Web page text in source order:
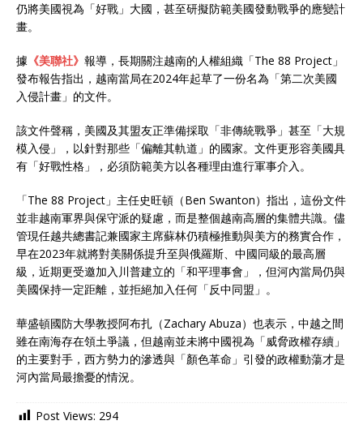
仍將美國視為「好戰」大國，甚至研擬防範美國發動戰爭的應變計
畫。
據 《美聯社》 報導，長期關注越南的人權組織「The 88 Project」
發布報告指出，越南當局在2024年起草了一份名為「第二次美國
入侵計畫」的文件。
該文件聲稱，美國及其盟友正準備採取「非傳統戰爭」甚至「大規
模入侵」，以針對那些「偏離其軌道」的國家。文件更形容美國具
有「好戰性格」，必須防範美方以各種理由進行軍事介入。
「The 88 Project」主任史旺頓（Ben Swanton）指出，這份文件
並非越南軍界與保守派的疑慮，而是整個越南高層的集體共識。儘
管現任越共總書記兼國家主席蘇林仍積極推動與美方的務實合作，
早在2023年就將對美關係提升至與俄羅斯、中國同級的最高層
級，近期更受邀加入川普建立的「和平理事會」，但河內當局仍與
美國保持一定距離，並拒絕加入任何「反中同盟」。
華盛頓國防大學教授阿布扎（Zachary Abuza）也表示，中越之間
雖在南海存在領土爭議，但越南並未將中國視為「威脅政權存續」
的主要對手，西方勢力的滲透與「顏色革命」引發的政權動蕩才是
河內當局最擔憂的情況。
Post Views: 294